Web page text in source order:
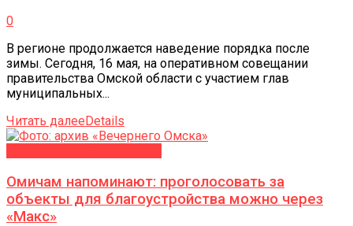
0
В регионе продолжается наведение порядка после
зимы. Сегодня, 16 мая, на оперативном совещании
правительства Омской области с участием глав
муниципальных...
Читать далееDetails
Омичам напоминают: проголосовать за
объекты для благоустройства можно через
«Макс»